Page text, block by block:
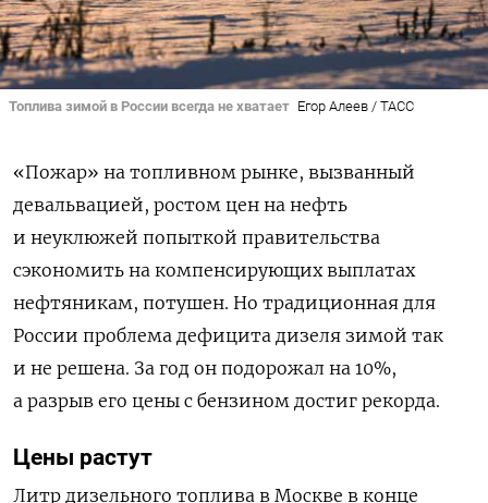
Топлива зимой в России всегда не хватает Егор Алеев / ТАСС
«Пожар» на топливном рынке, вызванный
девальвацией, ростом цен на нефть
и неуклюжей попыткой правительства
сэкономить на компенсирующих выплатах
нефтяникам, потушен. Но традиционная для
России проблема дефицита дизеля зимой так
и не решена. За год он подорожал на 10%,
а разрыв его цены с бензином достиг рекорда.
Цены растут
Литр дизельного топлива в Москве в конце